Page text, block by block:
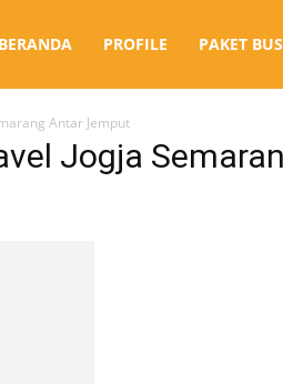
BERANDA PROFILE PAKET BUS
Antar Jemput
Jogja